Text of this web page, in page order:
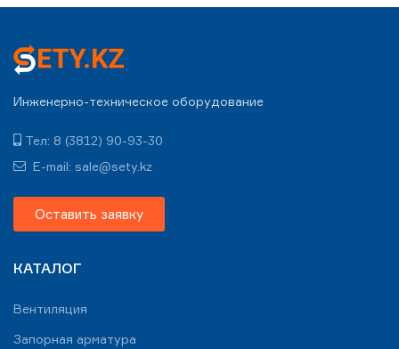
Инженерно-техническое оборудование
Тел: 8 (3812) 90-93-30
E-mail: sale@sety.kz
Оставить заявку
КАТАЛОГ
Вентиляция
Запорная арматура